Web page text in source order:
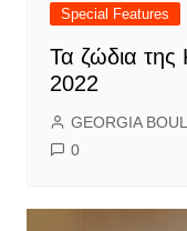
Special Features
Τα ζώδια της
2022
GEORGIA
0